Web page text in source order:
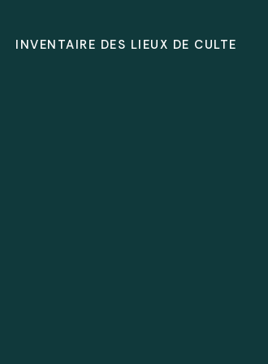
INVENTAIRE DES LIEUX DE CULTE